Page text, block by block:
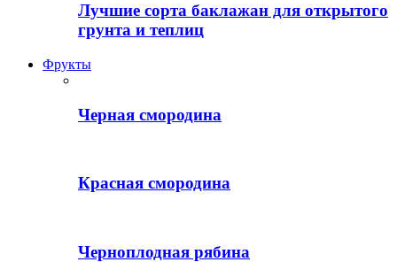
Лучшие сорта баклажан для открытого
грунта и теплиц
Фрукты
Черная смородина
Красная смородина
Черноплодная рябина